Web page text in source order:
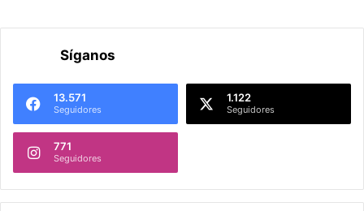
Síganos
13.571
Seguidores
1.122
Seguidores
771
Seguidores